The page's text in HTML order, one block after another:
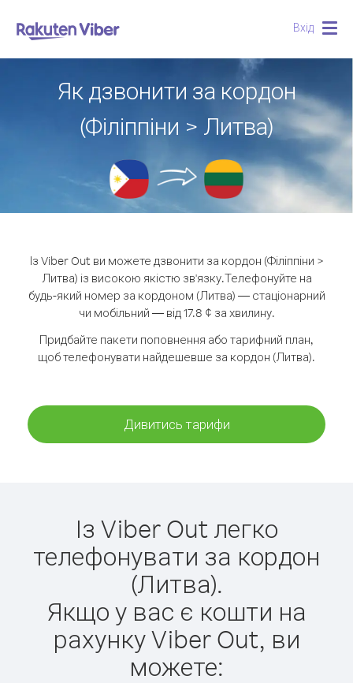
Вхід
Як дзвонити за кордон
(Філіппіни > Литва)
Із Viber Out ви можете дзвонити за кордон (Філіппіни >
Литва) із високою якістю зв'язку.Телефонуйте на
будь-який номер за кордоном (Литва) — стаціонарний
чи мобільний — від 17.8 ¢ за хвилину.
Придбайте пакети поповнення або тарифний план,
щоб телефонувати найдешевше за кордон (Литва).
Дивитись тарифи
Із Viber Out легко
телефонувати за кордон
(Литва).
Якщо у вас є кошти на
рахунку Viber Out, ви
можете: